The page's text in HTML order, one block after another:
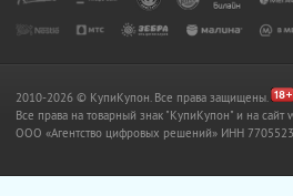
2010-2026 © КупиКупон. Все права защищены.
Все права на товарный знак "КупиКупон" и на
OOO «Агентство цифровых решений» ИНН